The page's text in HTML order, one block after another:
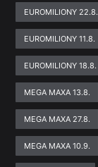
EUROMILIONY 22.8.
EUROMILIONY 11.8.
EUROMILIONY 18.8.
MEGA MAXA 13.8.
MEGA MAXA 27.8.
MEGA MAXA 10.9.